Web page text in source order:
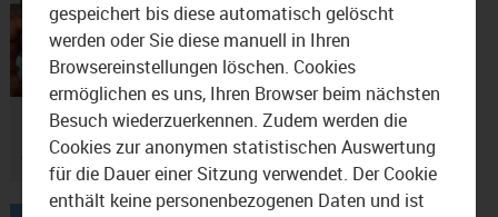
Fitnessathlet Christian
Heimerdinger aus
Waldkraiburg
26.10.2021
14:12
gespeichert bis diese automatisch gelöscht
werden oder Sie diese manuell in Ihren
Browsereinstellungen löschen. Cookies
ermöglichen es uns, Ihren Browser beim nächsten
Besuch wiederzuerkennen. Zudem werden die
Cookies zur anonymen statistischen Auswertung
für die Dauer einer Sitzung verwendet. Der Cookie
enthält keine personenbezogenen Daten und ist